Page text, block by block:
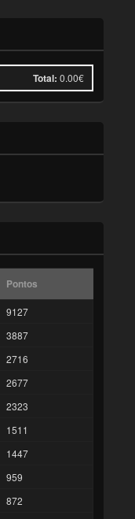
Total: 0.00€
Pontos
9127
3887
2716
2677
2323
1511
1447
959
872